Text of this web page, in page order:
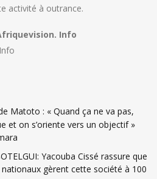
activité à outrance.
Info
Info
Matoto : « Quand ça ne va pas,
et on s’oriente vers un objectif »
Yacouba Cissé rassure que
nationaux gèrent cette société à 100